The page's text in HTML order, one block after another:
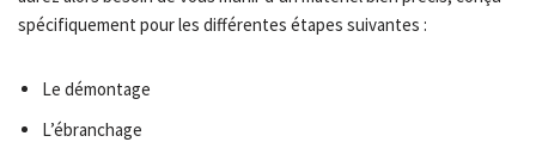
spécifiquement pour les différentes étapes suivantes :
Le démontage
L’ébranchage